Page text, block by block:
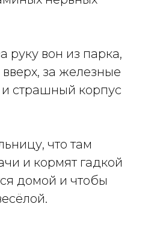
руку вон из парка,
за железные
страшный корпус
что там
и кормят гадкой
домой и чтобы